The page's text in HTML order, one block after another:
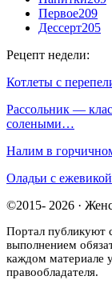
Первое209
Дессерт205
Рецепт недели:
Котлеты с
Рассольник —
солеными…
Налим в
Оладьи с ежевикой
©2015- 2026 ·
Портал публикуют
выполнением
каждом материале
правообладателя.